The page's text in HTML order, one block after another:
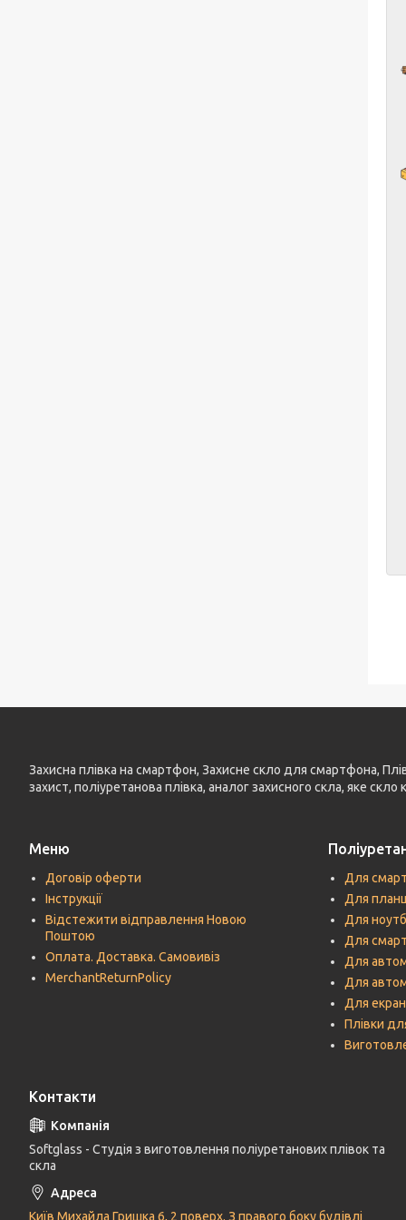
Захисна плівка на смартфон, Захисне скло для смартфона,
захист, поліуретанова плівка, аналог захисного скла, яке
Меню
Договір оферти
Інструкції
Відстежити відправлення Новою
Поштою
Оплата. Доставка. Самовивіз
MerchantReturnPolicy
Для
Для
Для
Для
Для
Для
Для
Плівки
Контакти
Softglass - Студія з виготовлення поліуретанових плівок та
скла
Київ Михайла Гришка 6, 2 поверх. З правого боку будівлі